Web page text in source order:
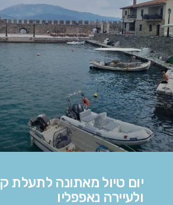
יום טיול מאתונה לתעלת
ולעיירה נאפפליו